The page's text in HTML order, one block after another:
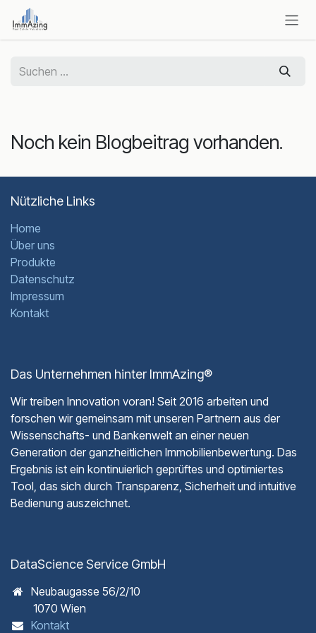
Zum Inhalt springen
Noch kein Blogbeitrag vorhanden.
Nützliche Links
Home
Über uns
Produkte
Datenschutz
Impressum
Kontakt
Das Unternehmen hinter ImmAzing®
Wir treiben Innovation voran! Seit 2016 arbeiten und
forschen wir gemeinsam mit unseren Partnern aus der
Wissenschafts- und Bankenwelt an einer neuen
Generation der ganzheitlichen Immobilienbewertung. Das
Ergebnis ist ein kontinuierlich geprüftes und optimiertes
Tool, das sich durch Transparenz, Sicherheit und intuitive
Bedienung auszeichnet.
DataScience Service GmbH
Neubaugasse 56/2/10
1070 Wien
Kontakt